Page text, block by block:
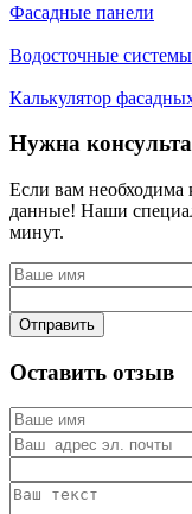
Фасадные панели
Водосточные системы
Калькулятор
Нужна
Если вам необходима
данные! Наши
минут.
Отправить
Оставить отзыв